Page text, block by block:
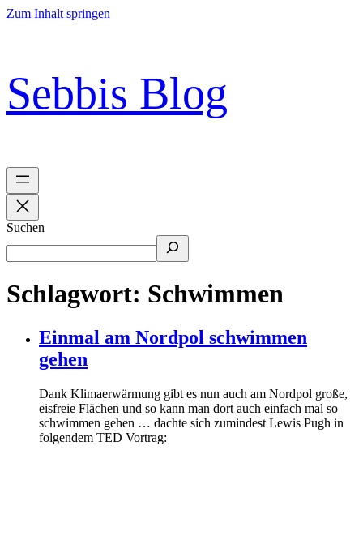
Zum Inhalt springen
Sebbis Blog
Suchen
Schlagwort: Schwimmen
Einmal am Nordpol schwimmen
gehen
Dank Klimaerwärmung gibt es nun auch am Nordpol große,
eisfreie Flächen und so kann man dort auch einfach mal so
schwimmen gehen … dachte sich zumindest Lewis Pugh in
folgendem TED Vortrag: